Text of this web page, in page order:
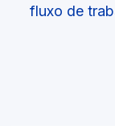
fluxo de